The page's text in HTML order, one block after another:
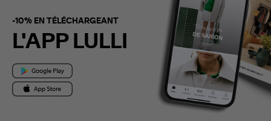
-10% EN TÉLÉCHARGEANT
L'APP LULLI